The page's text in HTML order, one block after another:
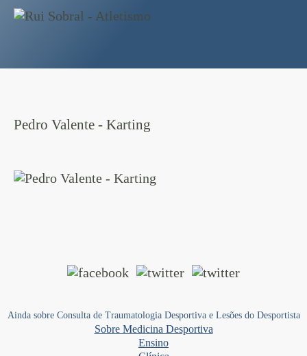
Pedro Valente - Karting
Ainda sobre Consulta de Traumatologia Desportiva e Lesões do Desportista
Sobre Medicina Desportiva
Ensino